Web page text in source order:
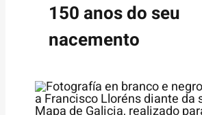
150 anos do seu
nacemento